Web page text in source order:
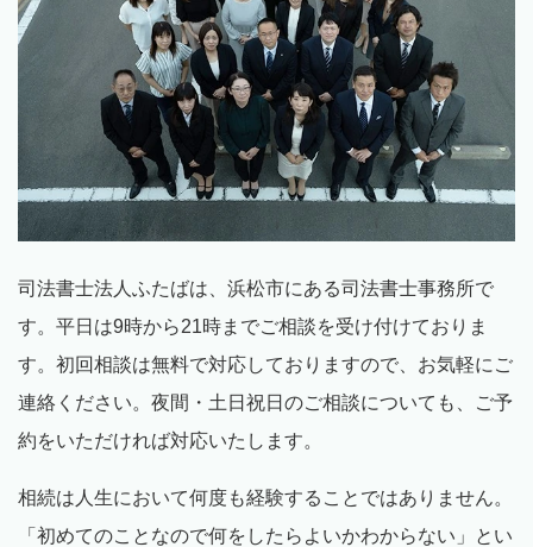
司法書士法人ふたばは、浜松市にある司法書士事務所で
す。平日は9時から21時までご相談を受け付けておりま
す。初回相談は無料で対応しておりますので、お気軽にご
連絡ください。夜間・土日祝日のご相談についても、ご予
約をいただければ対応いたします。
相続は人生において何度も経験することではありません。
「初めてのことなので何をしたらよいかわからない」とい